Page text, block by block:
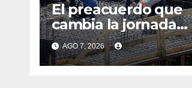
El preacuerdo que
cambia la jornada
en la construcción:
menos horas, subas
reales y convenio
AGO 7, 2026